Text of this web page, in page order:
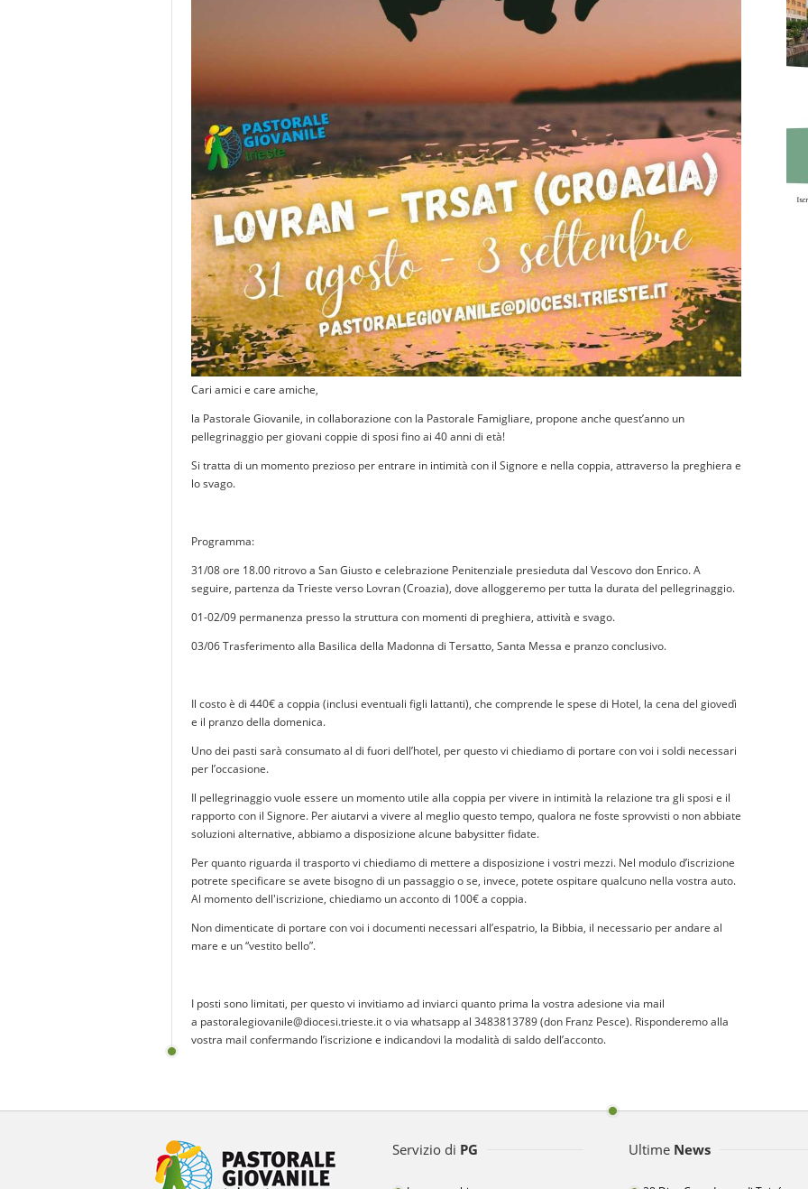
Cari amici e care amiche,
la Pastorale Giovanile, in collaborazione con la Pastorale Famigliare, propone anche quest’anno un
pellegrinaggio per giovani coppie di sposi fino ai 40 anni di età!
Si tratta di un momento prezioso per entrare in intimità con il Signore e nella coppia, attraverso la preghiera e
lo svago.
Programma:
31/08 ore 18.00 ritrovo a San Giusto e celebrazione Penitenziale presieduta dal Vescovo don Enrico. A
seguire, partenza da Trieste verso Lovran (Croazia), dove alloggeremo per tutta la durata del pellegrinaggio.
01-02/09 permanenza presso la struttura con momenti di preghiera, attività e svago.
03/06 Trasferimento alla Basilica della Madonna di Tersatto, Santa Messa e pranzo conclusivo.
Il costo è di 440€ a coppia (inclusi eventuali figli lattanti), che comprende le spese di Hotel, la cena del giovedì
e il pranzo della domenica.
Uno dei pasti sarà consumato al di fuori dell’hotel, per questo vi chiediamo di portare con voi i soldi necessari
per l’occasione.
Il pellegrinaggio vuole essere un momento utile alla coppia per vivere in intimità la relazione tra gli sposi e il
rapporto con il Signore. Per aiutarvi a vivere al meglio questo tempo, qualora ne foste sprovvisti o non abbiate
soluzioni alternative, abbiamo a disposizione alcune babysitter fidate.
Per quanto riguarda il trasporto vi chiediamo di mettere a disposizione i vostri mezzi. Nel modulo d’iscrizione
potrete specificare se avete bisogno di un passaggio o se, invece, potete ospitare qualcuno nella vostra auto.
Al momento dell'iscrizione, chiediamo un acconto di 100€ a coppia.
Non dimenticate di portare con voi i documenti necessari all’espatrio, la Bibbia, il necessario per andare al
mare e un “vestito bello”.
I posti sono limitati, per questo vi invitiamo ad inviarci quanto prima la vostra adesione via mail
a pastoralegiovanile@diocesi.trieste.ito via whatsapp al 3483813789(don Franz Pesce). Risponderemo alla
vostra mail confermando l’iscrizione e indicandovi la modalità di saldo dell’acconto.
Pellegrinaggio ...
13 Giu 2023
Servizio di PG Ultime News